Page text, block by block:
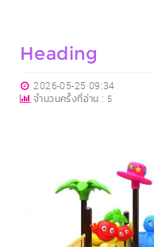
Heading
2026-05-25 09:34
จำนวนครั้งที่อ่าน : 5